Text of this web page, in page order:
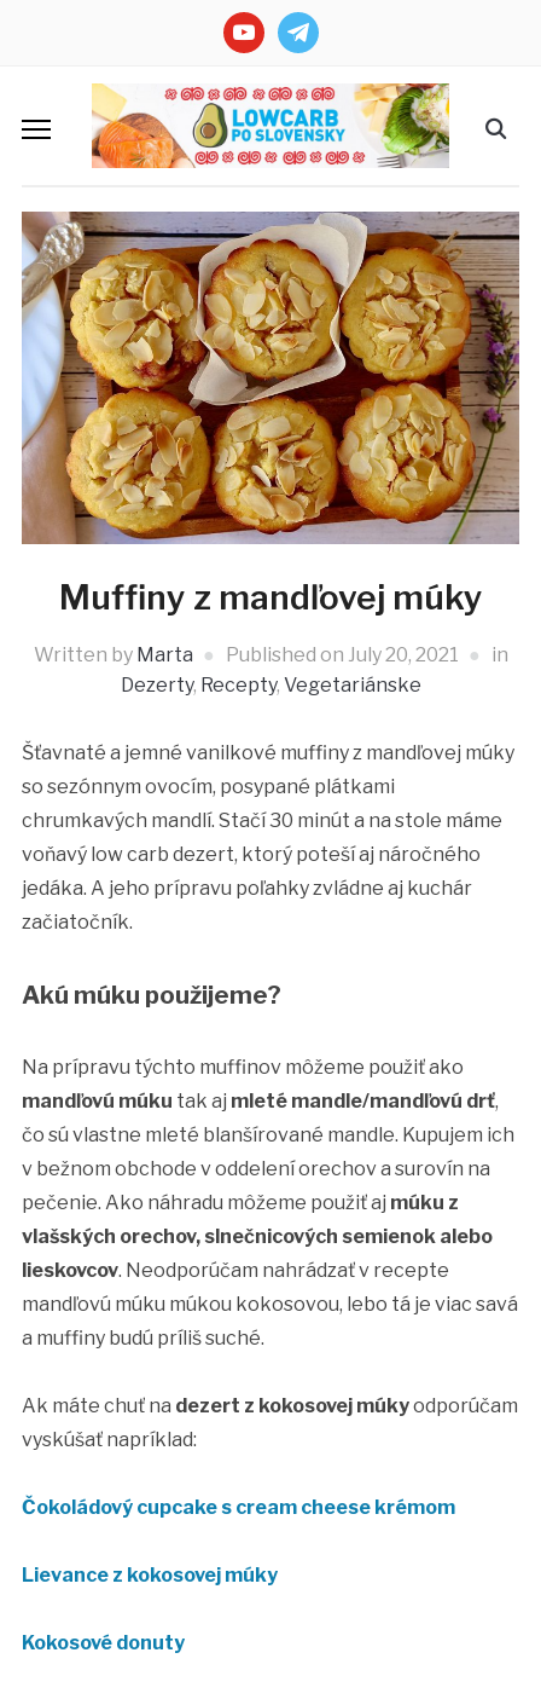
youtubetelegram
Muffiny z mandľovej múky
Written by Marta Published on July 20, 2021
in
Dezerty, Recepty, Vegetariánske
Šťavnaté a jemné vanilkové muffiny z mandľovej múky
so sezónnym ovocím, posypané plátkami
chrumkavých mandlí. Stačí 30 minút a na stole máme
voňavý low carb dezert, ktorý poteší aj náročného
jedáka. A jeho prípravu poľahky zvládne aj kuchár
začiatočník.
Akú múku použijeme?
Na prípravu týchto muffinov môžeme použiť ako
mandľovú múku tak aj mleté mandle/mandľovú drť,
čo sú vlastne mleté blanšírované mandle. Kupujem ich
v bežnom obchode v oddelení orechov a surovín na
pečenie. Ako náhradu môžeme použiť aj múku z
vlašských orechov, slnečnicových semienok alebo
lieskovcov. Neodporúčam nahrádzať v recepte
mandľovú múku múkou kokosovou, lebo tá je viac savá
a muffiny budú príliš suché.
Ak máte chuť na dezert z kokosovej múkyodporúčam
vyskúšať napríklad:
Čokoládový cupcake s cream cheese krémom
Lievance z kokosovej múky
Kokosové donuty